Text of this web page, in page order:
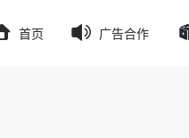
首页 广告合作